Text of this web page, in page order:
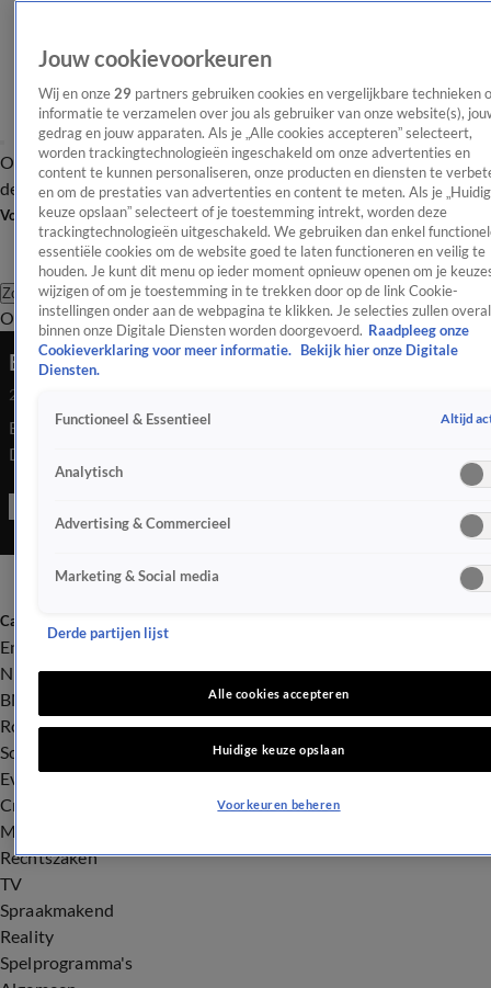
OverzichtAfleveringen Entertainment TV Algemeen
Tip
de redactieNieuwsbrief
Volg Shownieuws
Zoeken
OverzichtEntertainmentSpraakmakendRealityCrimeVideo's
Bibian Mentel na zware operatie weer thuis!
26 juli 2020, 05:17
Bibian Mentel is een week na haar zware operatie weer thuis.
Dat meldt haar man Edwin Spee met enkele video's op
Facebook.
Categorieën
Entertainment
Nieuws
BN'ers
Royalty
Songfestival
Evenementen
Crime
Misdaad
Rechtszaken
TV
Spraakmakend
Reality
Spelprogramma's
Jouw cookievoorkeuren
Wij en onze 29 partners gebruiken cookies en vergelijkbare technieken
informatie te verzamelen over jou als gebruiker van onze website(s),
gedrag en jouw apparaten. Als je „Alle cookies accepteren” selecteert,
worden trackingtechnologieën ingeschakeld om onze advertenties en
content te kunnen personaliseren, onze producten en diensten te
en om de prestaties van advertenties en content te meten. Als je
keuze opslaan” selecteert of je toestemming intrekt, worden deze
trackingtechnologieën uitgeschakeld. We gebruiken dan enkel
essentiële cookies om de website goed te laten functioneren en veilig te
houden. Je kunt dit menu op ieder moment opnieuw openen om je
wijzigen of om je toestemming in te trekken door op de link Cookie-
instellingen onder aan de webpagina te klikken. Je selecties zullen overal
binnen onze Digitale Diensten worden doorgevoerd. Raadpleeg onze
Cookieverklaring voor meer informatie.
Bekijk hier onze Digitale
Diensten.
Functioneel & Essentieel Altijd
Analytisch
Advertising & Commercieel
Marketing & Social media
Derde partijen lijst
Alle cookies accepteren
Huidige keuze opslaan
Voorkeuren beheren